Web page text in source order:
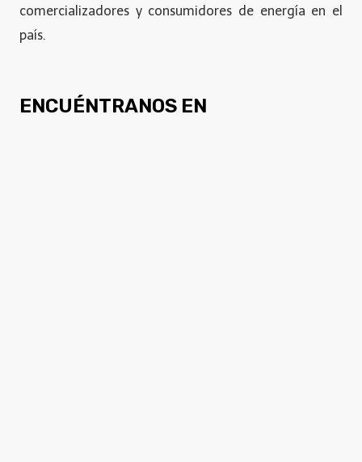
comercializadores y consumidores de energía en el
país.
ENCUÉNTRANOS EN